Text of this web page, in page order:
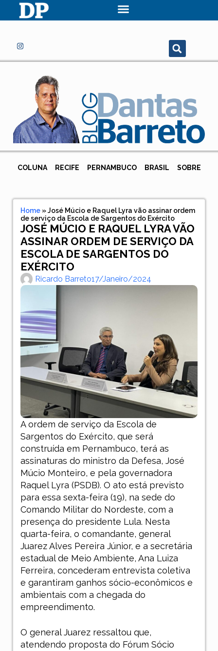
COLUNA RECIFE PERNAMBUCO BRASIL SOBRE
Home»José Múcio e Raquel Lyra vão assinar ordem
de serviço da Escola de Sargentos do Exército
JOSÉ MÚCIO E RAQUEL LYRA VÃO
ASSINAR ORDEM DE SERVIÇO DA
ESCOLA DE SARGENTOS DO
EXÉRCITO
Ricardo Barreto17/janeiro/2024
A ordem de serviço da Escola de
Sargentos do Exército, que será
construída em Pernambuco, terá as
assinaturas do ministro da Defesa, José
Múcio Monteiro, e pela governadora
Raquel Lyra (PSDB). O ato está previsto
para essa sexta-feira (19), na sede do
Comando Militar do Nordeste, com a
presença do presidente Lula. Nesta
quarta-feira, o comandante, general
Juarez Alves Pereira Júnior, e a secretária
estadual de Meio Ambiente, Ana Luiza
Ferreira, concederam entrevista coletiva
e garantiram ganhos sócio-econômicos e
ambientais com a chegada do
empreendimento.
O general Juarez ressaltou que,
atendendo proposta do Fórum Sócio